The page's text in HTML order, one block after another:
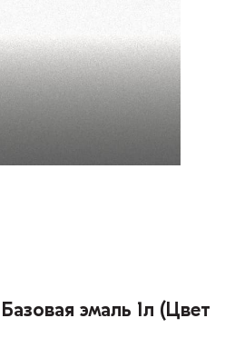
эмаль 1л (Цвет